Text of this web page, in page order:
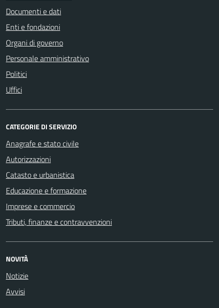
Documenti e dati
Enti e fondazioni
Organi di governo
Personale amministrativo
Politici
Uffici
CATEGORIE DI SERVIZIO
Anagrafe e stato civile
Autorizzazioni
Catasto e urbanistica
Educazione e formazione
Imprese e commercio
Tributi, finanze e contravvenzioni
NOVITÀ
Notizie
Avvisi